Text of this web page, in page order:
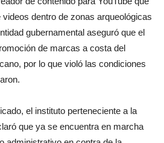
dentro de zonas arqueológicas
gubernamental aseguró que el
de marcas a costa del
por lo que violó las condiciones
el instituto perteneciente a la
que ya se encuentra en marcha